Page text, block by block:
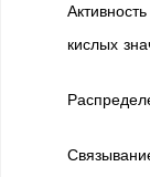
кислых